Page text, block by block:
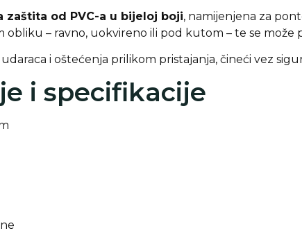
zaštita od PVC-a u bijeloj boji, namijenjena za
obliku – ravno, uokvireno ili pod kutom – te se može
i oštećenja prilikom pristajanja, čineći vez
i specifikacije